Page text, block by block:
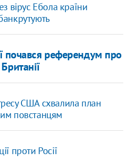
вірус Ебола країни
почався референдум про
США схвалила план
повстанцям
проти Росії